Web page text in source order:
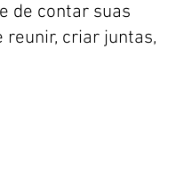
de contar suas
reunir, criar juntas,